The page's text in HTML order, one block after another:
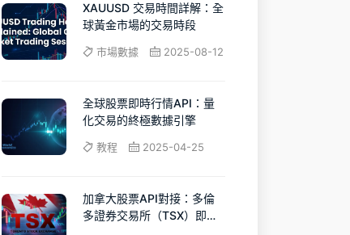
XAUUSD 交易時間詳解：全
球黃金市場的交易時段
市場數據 2025-08-12
全球股票即時行情API：量
化交易的終極數據引擎
教程 2025-04-25
加拿大股票API對接：多倫
多證券交易所（TSX）即時